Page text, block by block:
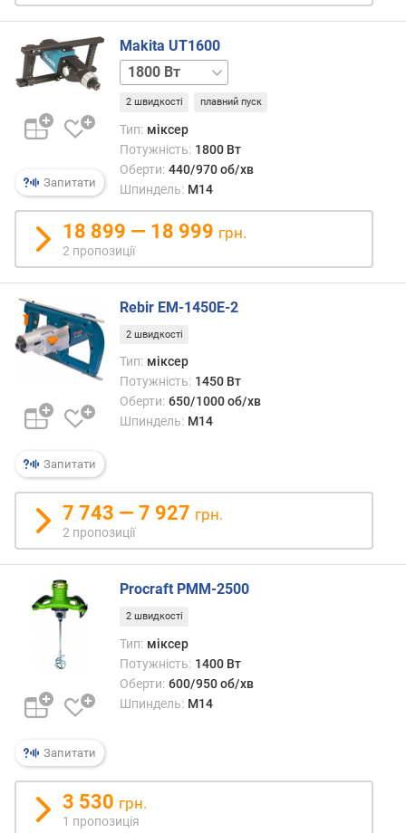
н
ш
у
м
(
д
)
в
а
к
г
)
б
'
м
д
и
а
)
і
н
.
к
і
Запитати
Makita UT1600
1300 Вт
2 швидкості плавний пуск
Тип: міксер
Потужність: 1800 Вт
Оберти: 440/970 об/хв
Шпиндель: M14
18 899 — 18 999 грн.
2 пропозиції
Запитати
Rebir EM-1450E-2
2 швидкості
Тип: міксер
Потужність: 1450 Вт
Оберти: 650/1000 об/хв
Шпиндель: M14
7 743 — 7 927 грн.
2 пропозиції
Запитати
Procraft PMM-2500
2 швидкості
Тип: міксер
Потужність: 1400 Вт
Оберти: 600/950 об/хв
Шпиндель: M14
3 530 грн.
1 пропозиція